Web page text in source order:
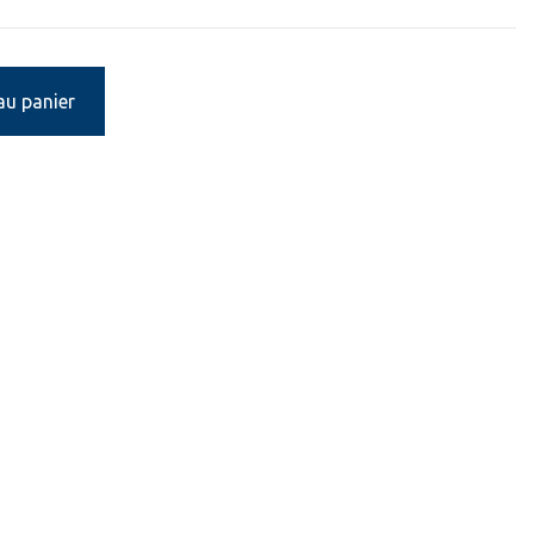
panier